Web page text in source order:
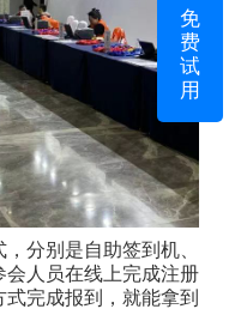
分别是自助签到机、
会人员在线上完成注册
完成报到，就能拿到
免
费
试
用